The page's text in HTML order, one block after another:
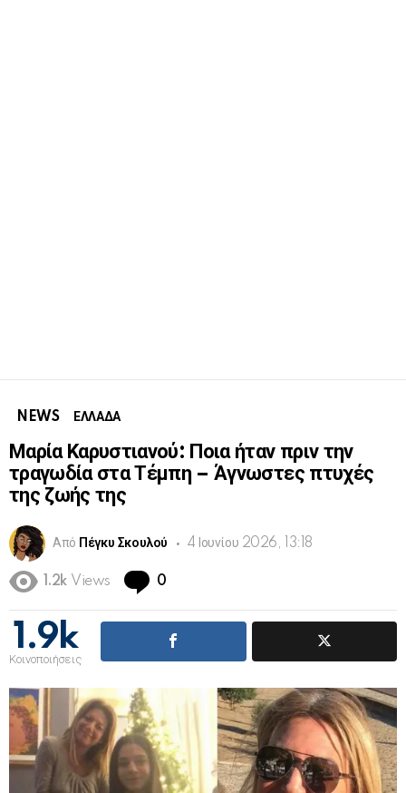
NEWS ΕΛΛΑΔΑ
Μαρία Καρυστιανού: Ποια ήταν πριν την
τραγωδία στα Τέμπη – Άγνωστες πτυχές
της ζωής της
Από Πέγκυ Σκουλού 4 Ιουνίου 2026, 13:18
1.2k Views 0
1.9k
Κοινοποιήσεις